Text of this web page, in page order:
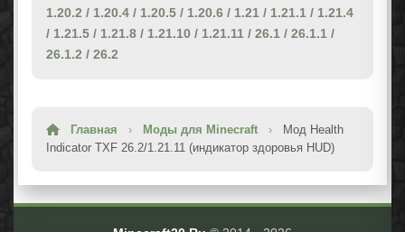
1.20.2 / 1.20.4 / 1.20.5 / 1.20.6 / 1.21 / 1.21.1 / 1.21.4
/ 1.21.5 / 1.21.8 / 1.21.10 / 1.21.11 / 26.1 / 26.1.1 /
26.1.2 / 26.2
Главная › Моды для Minecraft ›
Мод Health
Indicator TXF 26.2/1.21.11 (индикатор здоровья HUD)